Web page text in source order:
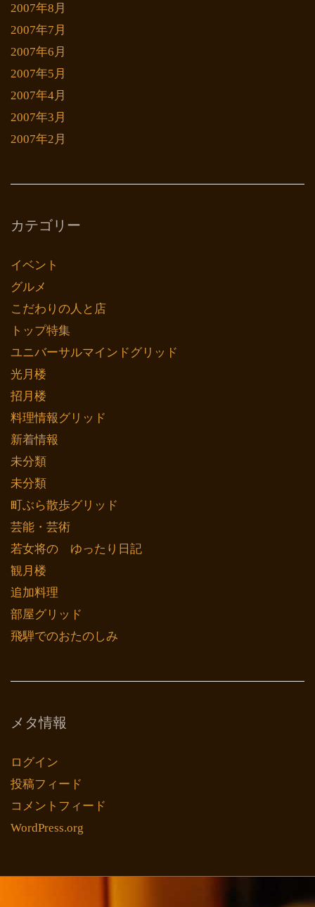
2007年8月
2007年7月
2007年6月
2007年5月
2007年4月
2007年3月
2007年2月
カテゴリー
イベント
グルメ
こだわりの人と店
トップ特集
ユニバーサルマインドグリッド
光月楼
招月楼
料理情報グリッド
新着情報
未分類
未分類
町ぶら散歩グリッド
芸能・芸術
若女将の ゆったり日記
観月楼
追加料理
部屋グリッド
飛騨でのおたのしみ
メタ情報
ログイン
投稿フィード
コメントフィード
WordPress.org